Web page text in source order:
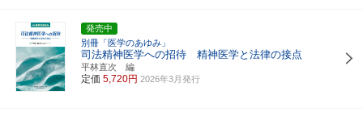
発売中
別冊「医学のあゆみ」
司法精神医学への招待 精神医学と法律の接点
平林直次 編
定価 5,720円 2026年3月発行